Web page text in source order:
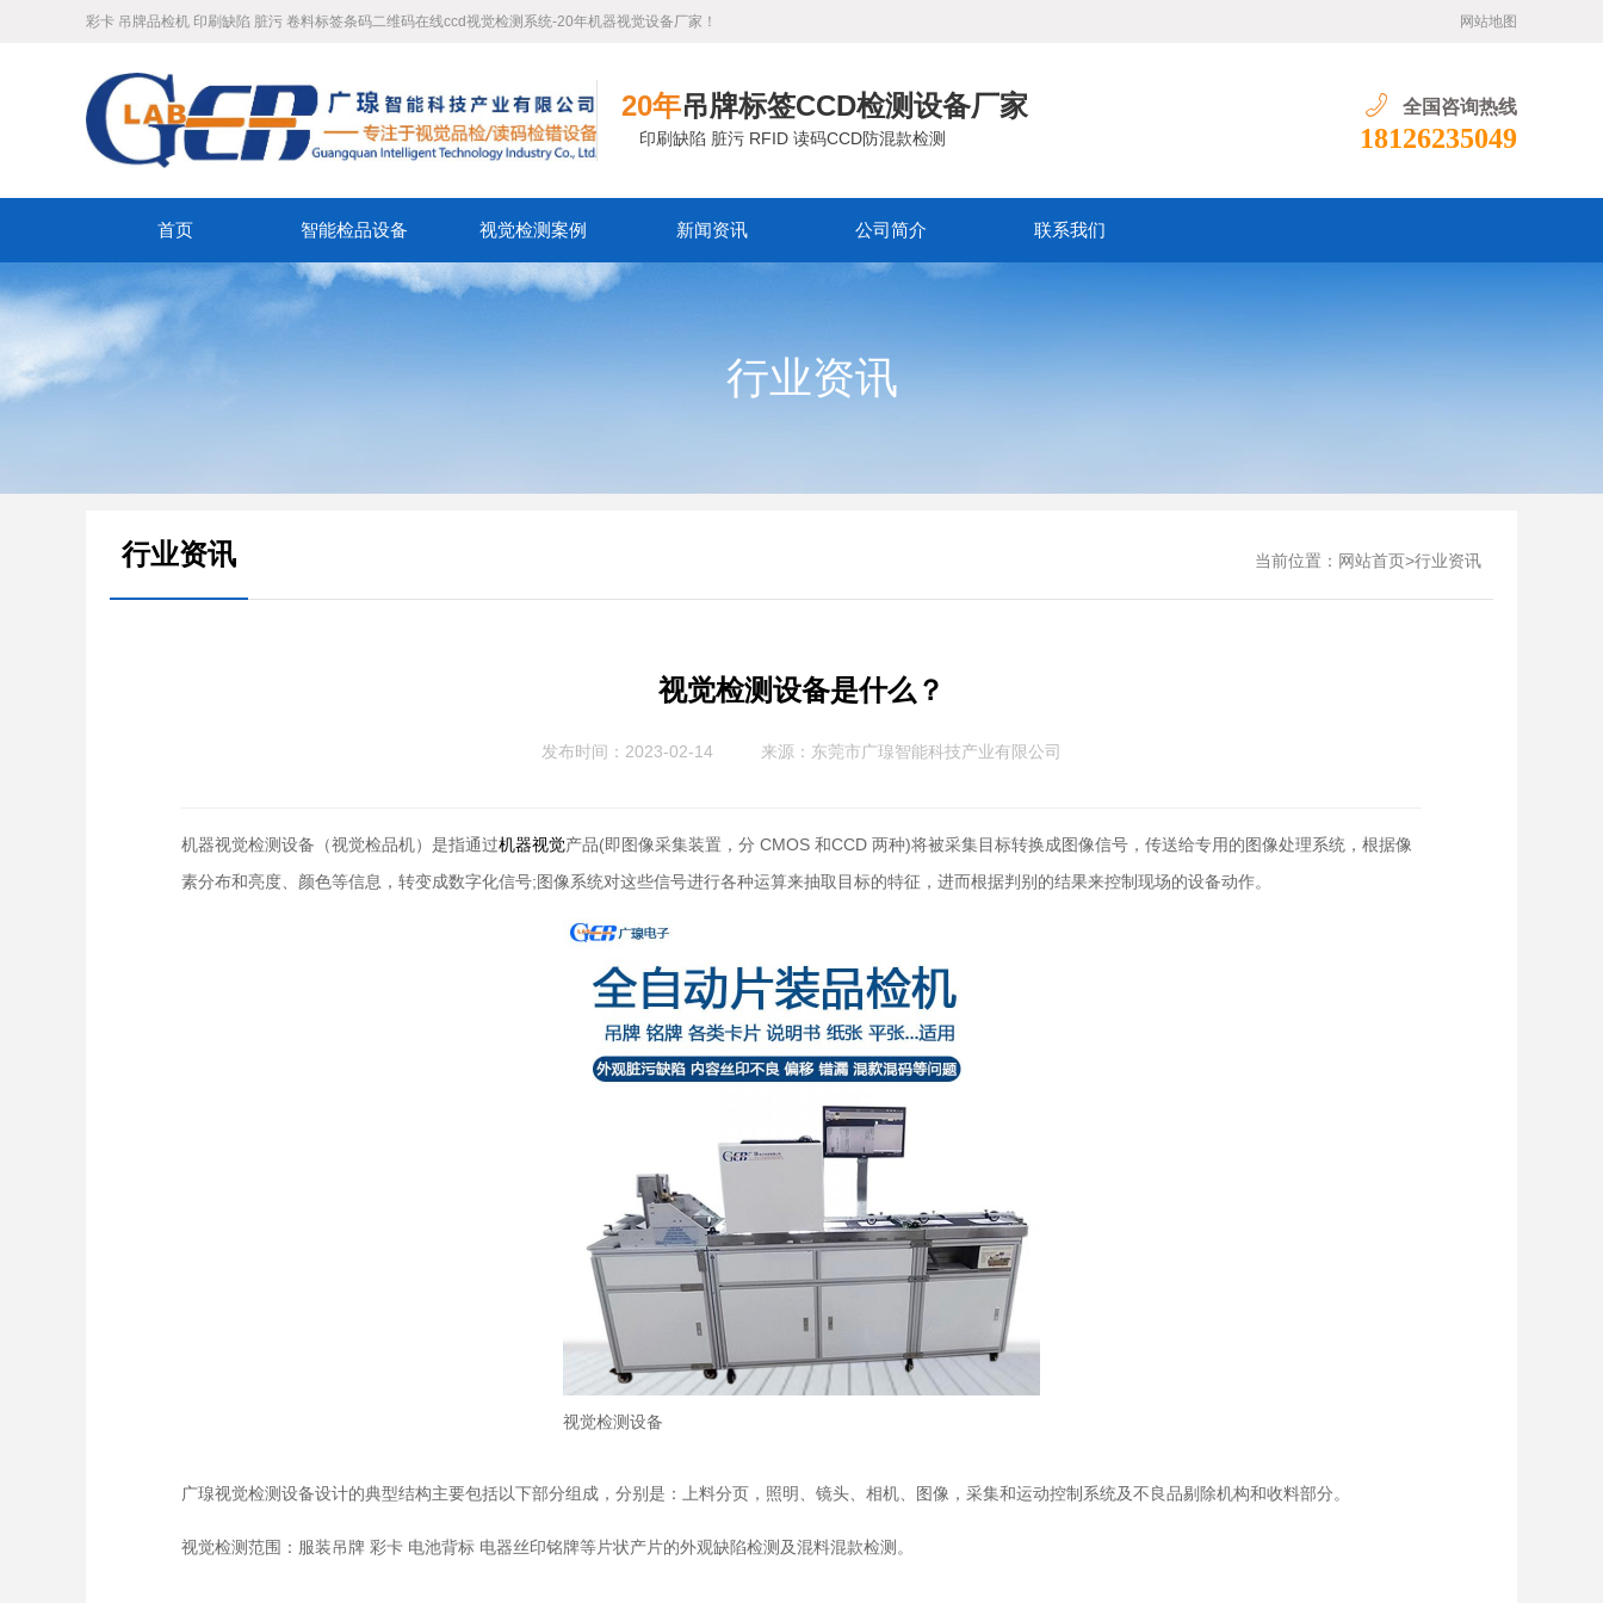
彩卡 吊牌品检机 印刷缺陷 脏污 卷料标签条码二维码在线ccd视觉检测系统-20年机器视觉设备厂家！ 网站地图
20年吊牌标签CCD检测设备厂家
印刷缺陷 脏污 RFID 读码CCD防混款检测
全国咨询热线
18126235049
首页 智能检品设备 视觉检测案例 新闻资讯 公司简介 联系我们
行业资讯
行业资讯 当前位置： 网站首页 >行业资讯
视觉检测设备是什么？
发布时间：2023-02-14 来源： 东莞市广瑔智能科技产业有限公司
机器视觉检测设备（视觉检品机）是指通过机器视觉产品(即图像采集装置，分 CMOS 和CCD 两种)将被采集目标转换成图像信号，传送给专用的图像处理系统，根据像
素分布和亮度、颜色等信息，转变成数字化信号;图像系统对这些信号进行各种运算来抽取目标的特征，进而根据判别的结果来控制现场的设备动作。
视觉检测设备
广瑔视觉检测设备设计的典型结构主要包括以下部分组成，分别是：上料分页，照明、镜头、相机、图像，采集和运动控制系统及不良品剔除机构和收料部分。
视觉检测范围：服装吊牌 彩卡 电池背标 电器丝印铭牌等片状产片的外观缺陷检测及混料混款检测。